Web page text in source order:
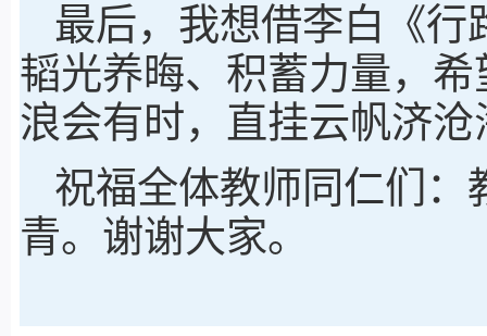
最后，我想借李白《行
韬光养晦、积蓄力量，
浪会有时，直挂云帆济沧
祝福全体教师同仁们：
青。谢谢大家。